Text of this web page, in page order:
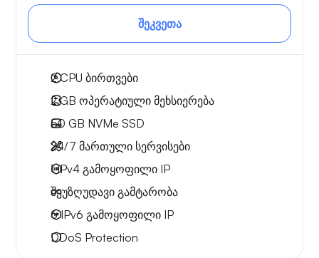
შეკვეთა
2CPU ბირთვები
2 GB ოპერატიული მეხსიერება
50 GB NVMe SSD
24/7 მართული სერვისები
1 IPv4 გამოყოფილი IP
შეუზღუდავი გამტარობა
6 IPv6 გამოყოფილი IP
DDoS Protection